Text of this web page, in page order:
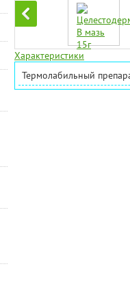
Характеристики
Термолабильный